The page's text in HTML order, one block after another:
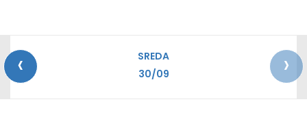
SREDA
30/09
‹ ›